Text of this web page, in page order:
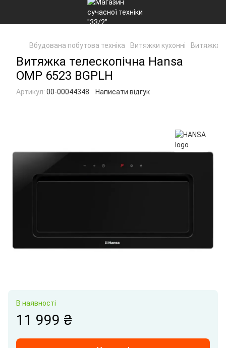
Вбудована побутова техніка Витяжки кухонні Витяжка
Витяжка телескопічна Hansa
OMP 6523 BGPLH
Артикул: 00-00044348 Написати відгук
В наявності
11 999 ₴